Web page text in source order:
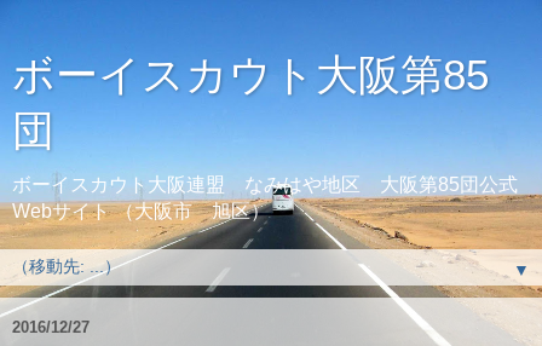
ボーイスカウト大阪第85
団
ボーイスカウト大阪連盟 なみはや地区 大阪第85団公式
Webサイト （大阪市 旭区）
▼
2016/12/27